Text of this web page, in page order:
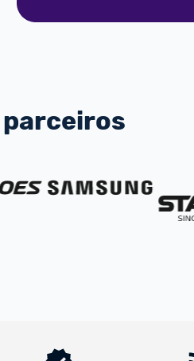
parceiros